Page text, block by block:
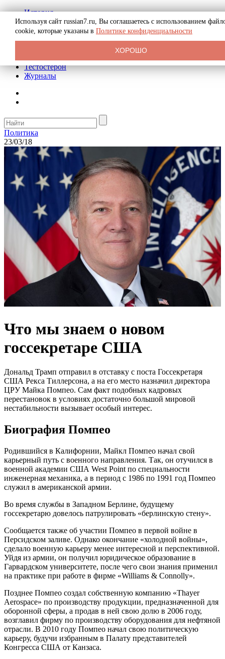
История
Биография
Криминал
Реклама на сайте
Тестостерон
Журналы
Политика
23/03/18
Что мы знаем о новом
госсекретаре США
Дональд Трамп отправил в отставку с поста Госсекретаря
США Рекса Тиллерсона, а на его место назначил директора
ЦРУ Майка Помпео. Сам факт подобных кадровых
перестановок в условиях достаточно большой мировой
нестабильности вызывает особый интерес.
Биография Помпео
Родившийся в Калифорнии, Майкл Помпео начал свой
карьерный путь с военного направления. Так, он отучился в
военной академии США West Point по специальности
инженерная механика, а в период с 1986 по 1991 год Помпео
служил в американской армии.
Во время службы в Западном Берлине, будущему
госсекретарю довелось патрулировать «берлинскую стену».
Сообщается также об участии Помпео в первой войне в
Персидском заливе. Однако окончание «холодной войны»,
сделало военную карьеру менее интересной и перспективной.
Уйдя из армии, он получил юридическое образование в
Гарвардском университете, после чего свои знания применил
на практике при работе в фирме «Williams & Connolly».
Позднее Помпео создал собственную компанию «Thayer
Aerospace» по производству продукции, предназначенной для
оборонной сферы, а продав в ней свою долю в 2006 году,
возглавил фирму по производству оборудования для нефтяной
отрасли. В 2010 году Помпео начал свою политическую
карьеру, будучи избранным в Палату представителей
Конгресса США от Канзаса.
Используя сайт russian7.ru, Вы соглашаетесь с использованием
cookie, которые указаны в Политике конфиденциальности
ХОРОШО